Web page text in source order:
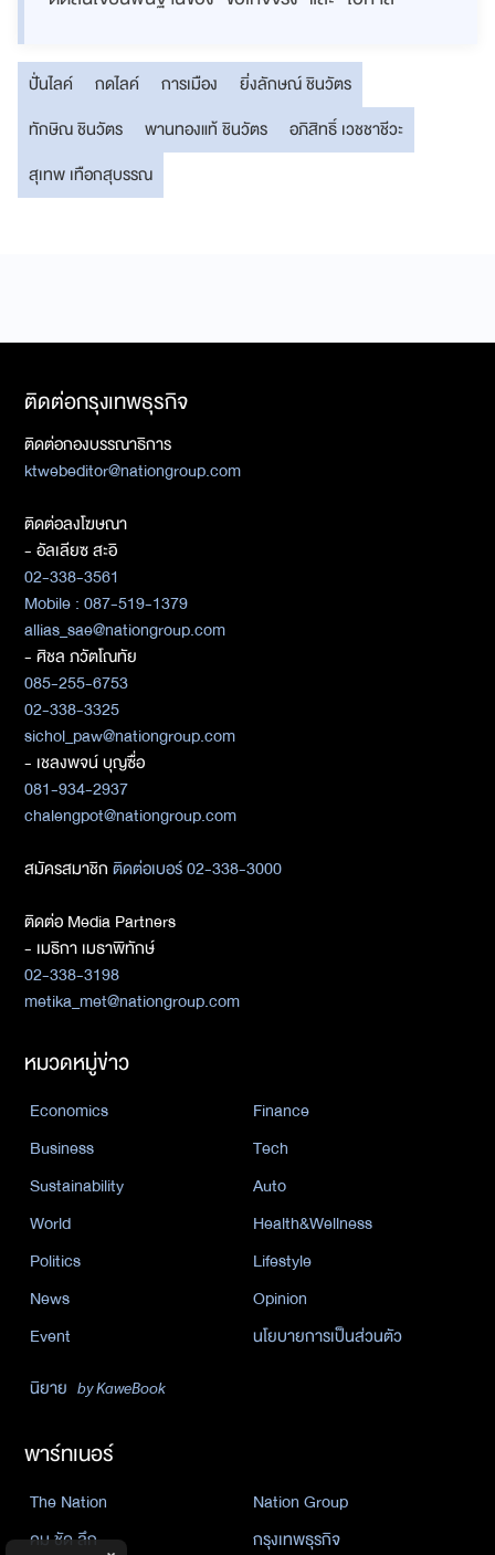
ปั่นไลค์ กดไลค์ การเมือง
ยิ่งลักษณ์ ชินวัตร
ทักษิณ ชินวัตร
พานทองแท้ ชินวัตร
อภิสิทธิ์ เวชชาชีวะ
สุเทพ เทือกสุบรรณ
ติดต่อกรุงเทพธุรกิจ
ติดต่อกองบรรณาธิการ
ktwebeditor@nationgroup.com
ติดต่อลงโฆษณา
- อัลเลียซ สะอิ
02-338-3561
Mobile : 087-519-1379
allias_sae@nationgroup.com
- ศิชล ภวัตโณทัย
085-255-6753
02-338-3325
sichol_paw@nationgroup.com
- เชลงพจน์ บุญซื่อ
081-934-2937
chalengpot@nationgroup.com
สมัครสมาชิกติดต่อเบอร์ 02-338-3000
ติดต่อ Media Partners
- เมธิกา เมธาพิทักษ์
02-338-3198
metika_met@nationgroup.com
หมวดหมู่ข่าว
Economics
Finance
Business
Tech
Sustainability
Auto
World
Health&Wellness
Politics
Lifestyle
News
Opinion
Event
นโยบายการเป็นส่วนตัว
นิยาย by KaweBook
พาร์ทเนอร์
The Nation
Nation Group
คม ชัด ลึก
กรุงเทพธุรกิจ